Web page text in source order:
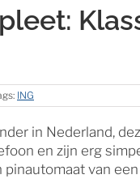
ING
in Nederland,
en zijn erg
van